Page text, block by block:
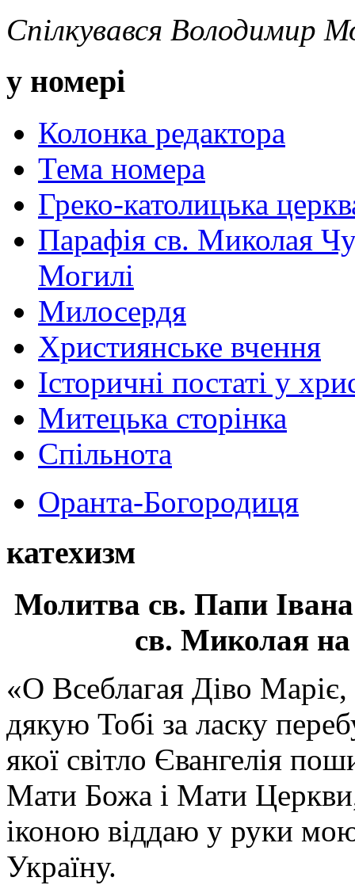
Спілкувався Володимир
у номері
Колонка редактора
Тема номера
Греко-католицька
Парафія св. Миколая
Могилі
Милосердя
Християнське вчення
Історичні постаті у
Митецька сторінка
Спільнота
Оранта-Богородиця
катехизм
Молитва св. Папи
св. Миколая на
«О Всеблагая Діво
дякую Тобі за ласку
якої світло Євангелія
Мати Божа і Мати
іконою віддаю у руки
Україну.